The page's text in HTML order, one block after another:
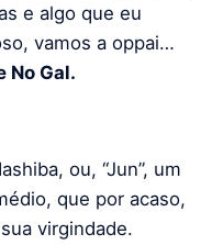
e algo que eu
vamos a oppai…
No Gal.
ou, “Jun”, um
que por acaso,
virgindade.